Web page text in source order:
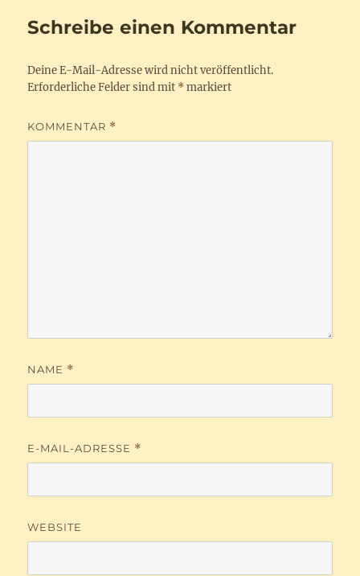
Schreibe einen Kommentar
Deine E-Mail-Adresse wird nicht veröffentlicht.
Erforderliche Felder sind mit * markiert
KOMMENTAR *
NAME *
E-MAIL-ADRESSE *
WEBSITE